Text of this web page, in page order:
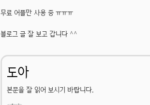
무료 어플만 사용 중 ㅠㅠㅠ
블로그 글 잘 보고 갑니다 ^^
도아
본문을 잘 읽어 보시기 바랍니다.